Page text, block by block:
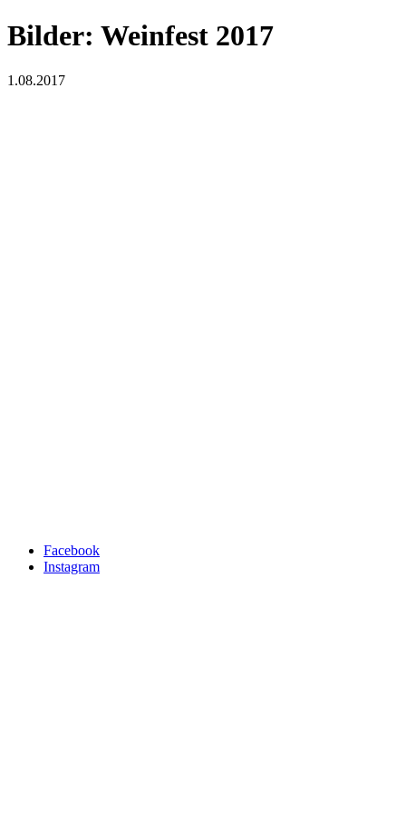
Bilder: Weinfest 2017
1.08.2017
Facebook
Instagram